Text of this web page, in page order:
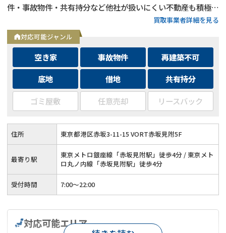
件・事故物件・共有持分など他社が扱いにくい不動産も積極買
取◆残置物・ゴミ屋敷・シロアリ被害がある物件もそのままで
買取
買取事業者詳細を見る
対応可能ジャンル
空き家 事故物件
再建築不可
底地
借地
共有持分
ゴミ屋敷
任意売却 リースバック
住所 東京都港区赤坂3-11-15 VORT赤坂見附5F
最寄り駅
東京メトロ銀座線「赤坂見附駅」徒歩4分 / 東京メト
ロ丸ノ内線「赤坂見附駅」徒歩4分
受付時間 7:00〜22:00
対応可能エリア